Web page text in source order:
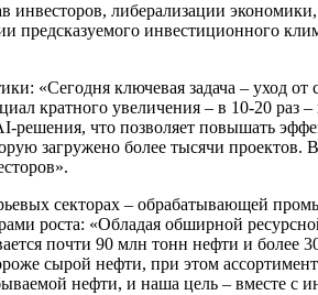
либерализации
инвестиционного
«Сегодня ключевая задача – уход от
кратного увеличения – в 10-20 раз –
что позволяет повышать
загружено более тысячи проектов.
секторах – обрабатывающей
роста: «Обладая обширной
почти 90 млн тонн нефти и более
сырой нефти, при этом
нефти, и наша цель – вместе с